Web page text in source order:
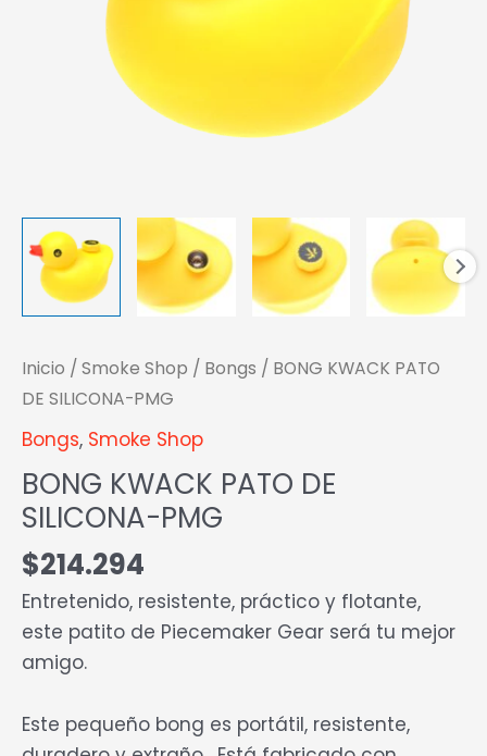
Inicio / Smoke Shop / Bongs / BONG KWACK PATO
DE SILICONA-PMG
Bongs, Smoke Shop
BONG KWACK PATO DE
SILICONA-PMG
$214.294
Entretenido, resistente, práctico y flotante,
este patito de Piecemaker Gear será tu mejor
amigo.
Este pequeño bong es portátil, resistente,